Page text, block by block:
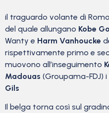
il traguardo volante di
del quale allungano Kobe
Wanty e Harm Vanhoucke
rispettivamente primo e
muovono all’inseguimento
Madouas (Groupama-FDJ)
Gils
Il belga torna così sul